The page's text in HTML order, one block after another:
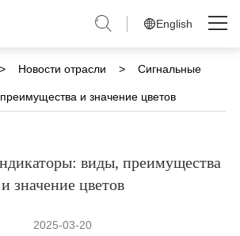
English
Новости отрасли > Сигнальные
и значение цветов
виды, преимущества
и значение цветов
2025-03-20